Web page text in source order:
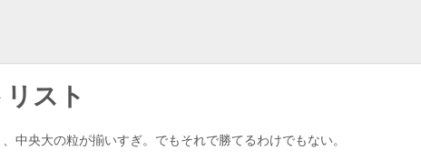
スト
中央大の粒が揃いすぎ。でもそれで勝てるわけでもない。